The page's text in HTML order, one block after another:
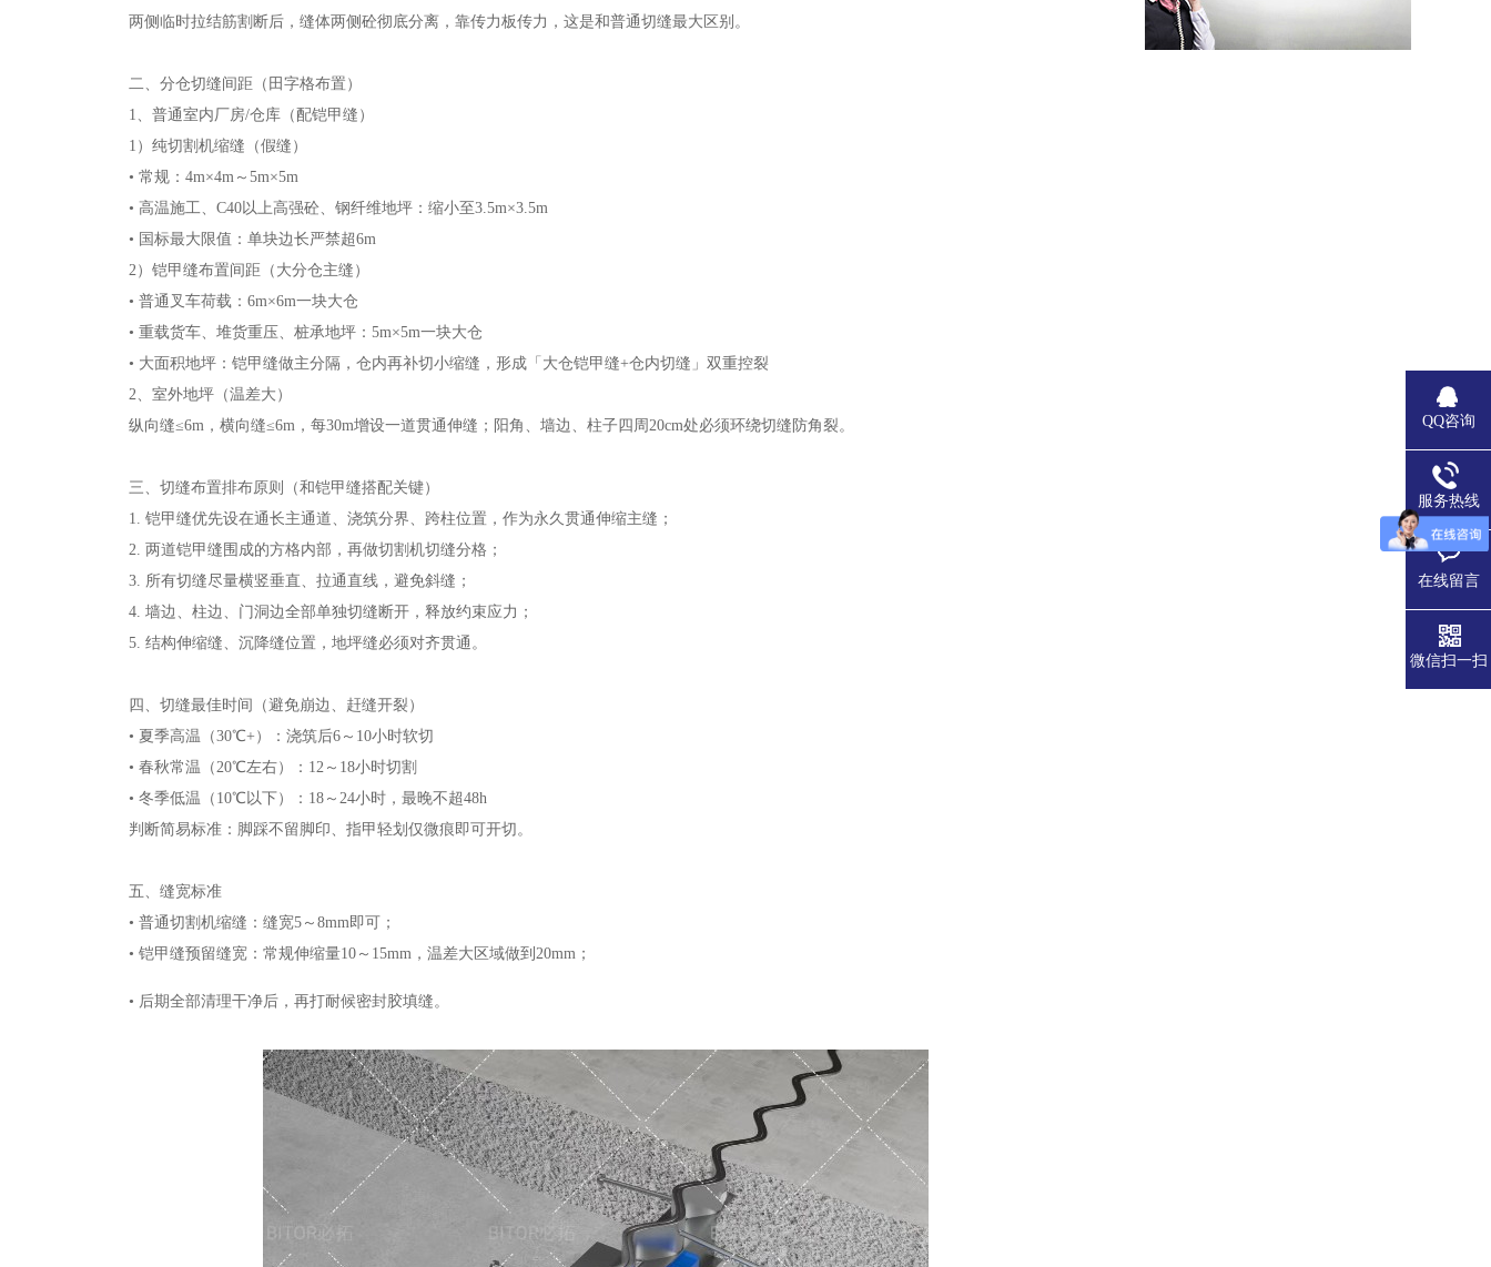
两侧临时拉结筋割断后，缝体两侧砼彻底分离，靠传力板传力，这是和普通切缝最大区别。
二、分仓切缝间距（田字格布置）
1、普通室内厂房/仓库（配铠甲缝）
1）纯切割机缩缝（假缝）
• 常规：4m×4m～5m×5m
• 高温施工、C40以上高强砼、钢纤维地坪：缩小至3.5m×3.5m
• 国标最大限值：单块边长严禁超6m
2）铠甲缝布置间距（大分仓主缝）
• 普通叉车荷载：6m×6m一块大仓
• 重载货车、堆货重压、桩承地坪：5m×5m一块大仓
• 大面积地坪：铠甲缝做主分隔，仓内再补切小缩缝，形成「大仓铠甲缝+仓内切缝」双重控裂
2、室外地坪（温差大）
纵向缝≤6m，横向缝≤6m，每30m增设一道贯通伸缝；阳角、墙边、柱子四周20cm处必须环绕切缝防角裂。
三、切缝布置排布原则（和铠甲缝搭配关键）
1. 铠甲缝优先设在通长主通道、浇筑分界、跨柱位置，作为永久贯通伸缩主缝；
2. 两道铠甲缝围成的方格内部，再做切割机切缝分格；
3. 所有切缝尽量横竖垂直、拉通直线，避免斜缝；
4. 墙边、柱边、门洞边全部单独切缝断开，释放约束应力；
5. 结构伸缩缝、沉降缝位置，地坪缝必须对齐贯通。
四、切缝最佳时间（避免崩边、赶缝开裂）
• 夏季高温（30℃+）：浇筑后6～10小时软切
• 春秋常温（20℃左右）：12～18小时切割
• 冬季低温（10℃以下）：18～24小时，最晚不超48h
判断简易标准：脚踩不留脚印、指甲轻划仅微痕即可开切。
五、缝宽标准
• 普通切割机缩缝：缝宽5～8mm即可；
• 铠甲缝预留缝宽：常规伸缩量10～15mm，温差大区域做到20mm；
• 后期全部清理干净后，再打耐候密封胶填缝。
QQ咨询
服务热线
在线留言
微信扫一扫